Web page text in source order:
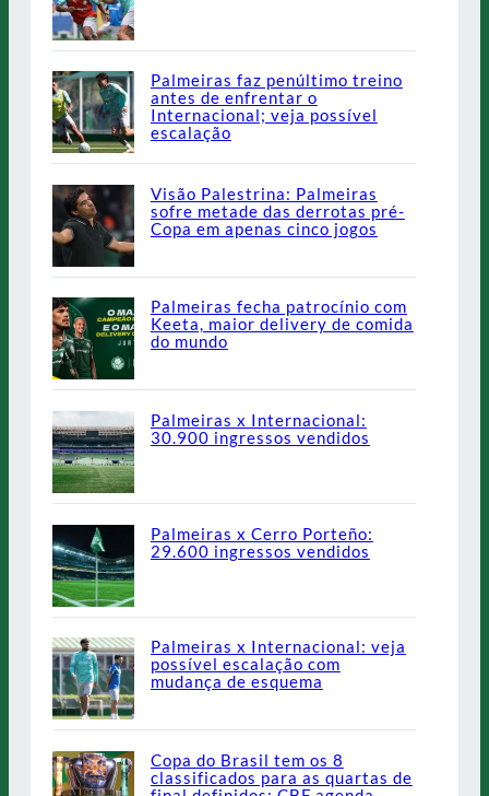
Palmeiras faz penúltimo treino
antes de enfrentar o
Internacional; veja possível
escalação
Visão Palestrina: Palmeiras
sofre metade das derrotas pré-
Copa em apenas cinco jogos
Palmeiras fecha patrocínio com
Keeta, maior delivery de comida
do mundo
Palmeiras x Internacional:
30.900 ingressos vendidos
Palmeiras x Cerro Porteño:
29.600 ingressos vendidos
Palmeiras x Internacional: veja
possível escalação com
mudança de esquema
Copa do Brasil tem os 8
classificados para as quartas de